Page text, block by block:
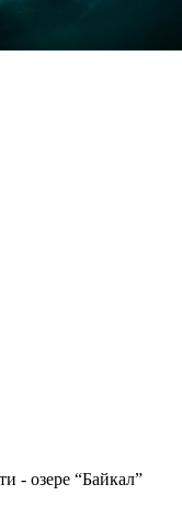
- озере “Байкал”